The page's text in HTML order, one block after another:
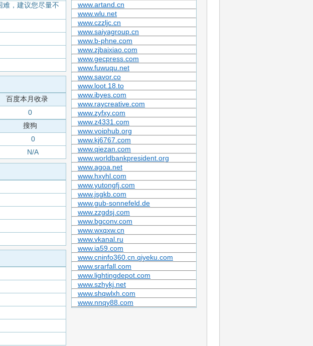
，建议您尽量不
百度本月收录
0
搜狗
0
N/A
www.artand.cn
www.wlu.net
www.czzljc.cn
www.saiyagroup.cn
www.b-phne.com
www.zjbaixiao.com
www.gecpress.com
www.fuwuqu.net
www.savor.co
www.loot.18.to
www.ibyes.com
www.raycreative.com
www.zyfxy.com
www.z4331.com
www.voiphub.org
www.kj6767.com
www.qiezan.com
www.worldbankpresident.org
www.agoa.net
www.hxyhl.com
www.yutongfj.com
www.jsgkb.com
www.gub-sonnefeld.de
www.zzgdsj.com
www.bgconv.com
www.wxqxw.cn
www.vkanal.ru
www.ia59.com
www.cninfo360.cn.qiyeku.com
www.srarfall.com
www.lightingdepot.com
www.szhykj.net
www.shqwlxh.com
www.nnqy88.com